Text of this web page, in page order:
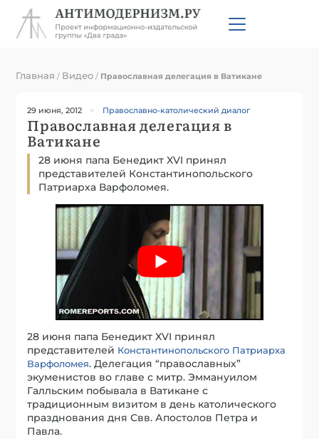
Главная / Видео / Православная делегация в Ватикане
29 июня, 2012 Православно-католический диалог
Православная делегация в
Ватикане
28 июня папа Бенедикт XVI принял
представителей Константинопольского
Патриарха Варфоломея.
28 июня папа Бенедикт XVI принял
представителей Константинопольского Патриарха
Варфоломея. Делегация “православных”
экуменистов во главе с митр. Эммануилом
Галльским побывала в Ватикане с
традиционным визитом в день католического
празднования дня Свв. Апостолов Петра и
Павла.